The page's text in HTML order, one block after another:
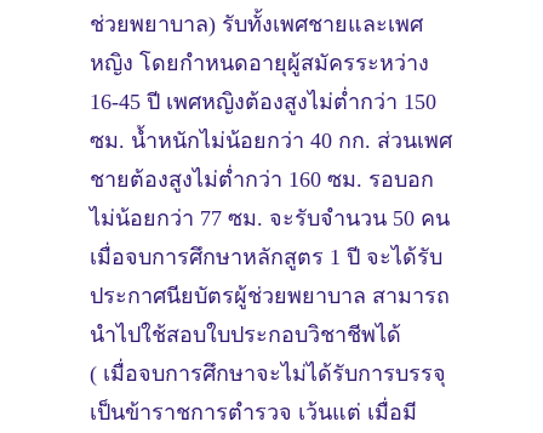
ช่วยพยาบาล) รับทั้งเพศชายและเพศ
หญิง โดยกำหนดอายุผู้สมัครระหว่าง
16-45 ปี เพศหญิงต้องสูงไม่ต่ำกว่า 150
ซม. น้ำหนักไม่น้อยกว่า 40 กก. ส่วนเพศ
ชายต้องสูงไม่ต่ำกว่า 160 ซม. รอบอก
ไม่น้อยกว่า 77 ซม. จะรับจำนวน 50 คน
เมื่อจบการศึกษาหลักสูตร 1 ปี จะได้รับ
ประกาศนียบัตรผู้ช่วยพยาบาล สามารถ
นำไปใช้สอบใบประกอบวิชาชีพได้
( เมื่อจบการศึกษาจะไม่ได้รับการบรรจุ
เป็นข้าราชการตำรวจ เว้นแต่ เมื่อมี